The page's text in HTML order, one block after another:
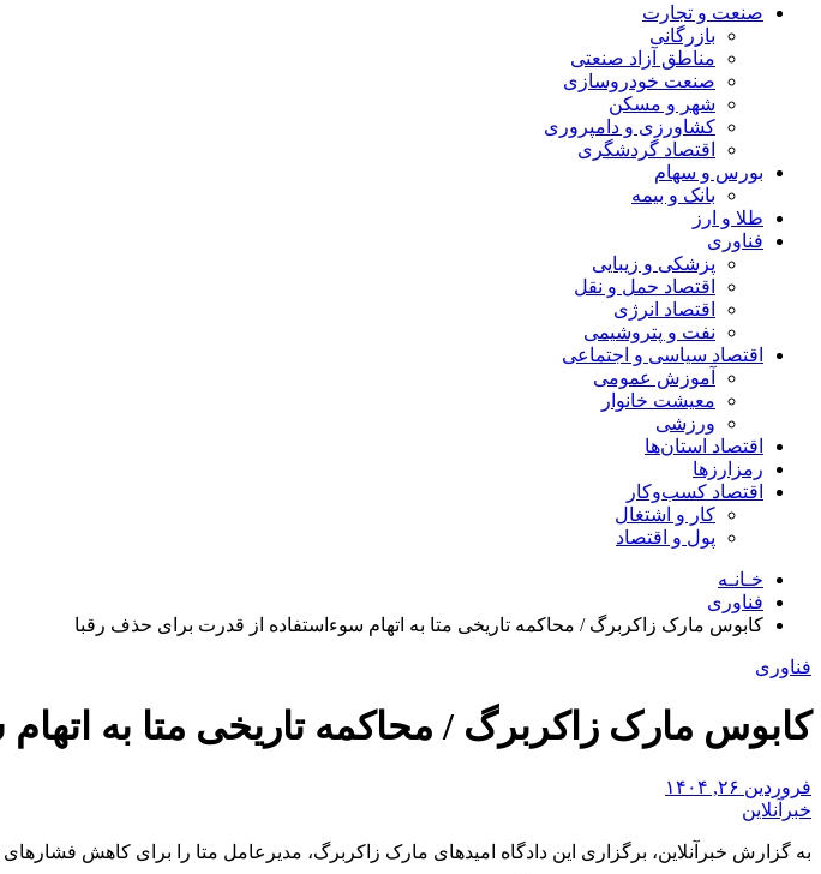
صنعت و تجارت
بازرگانی
مناطق آزاد صنعتی
صنعت خودروسازی
شهر و مسکن
کشاورزی و دامپروری
اقتصاد گردشگری
بورس و سهام
بانک و بیمه
طلا و ارز
فناوری
پزشکی و زیبایی
اقتصاد حمل و نقل
اقتصاد انرژی
نفت و پتروشیمی
اقتصاد سیاسی و اجتماعی
آموزش عمومی
معیشت خانوار
ورزشی
اقتصاد استان‌ها
رمزارزها
اقتصاد کسب‌و‌کار
کار و اشتغال
پول و اقتصاد
خـانـه
فناوری
کابوس مارک زاکربرگ / محاکمه تاریخی متا به اتهام سوءاستفاده از قدرت برای حذف رقبا
فناوری
کابوس مارک زاکربرگ / محاکمه تاریخی متا به
فروردین ۲۶, ۱۴۰۴
خبرآنلاین
به گزارش خبرآنلاین، برگزاری این دادگاه امیدهای مارک زاکربرگ، مدیرعامل متا را برای کاهش